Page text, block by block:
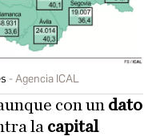
Agencia ICAL
con un dato
la capital